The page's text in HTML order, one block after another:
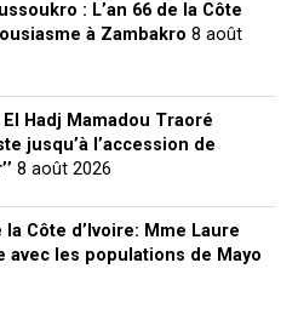
: L’an 66 de la Côte
à Zambakro 8 août
Hadj Mamadou Traoré
jusqu’à l’accession de
8 août 2026
Côte d’Ivoire: Mme Laure
avec les populations de Mayo